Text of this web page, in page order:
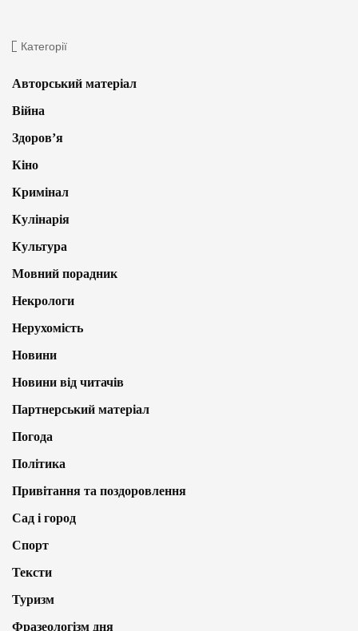
Категорії
Авторський матеріал
Війна
Здоров’я
Кіно
Кримінал
Кулінарія
Культура
Мовний порадник
Некрологи
Нерухомість
Новини
Новини від читачів
Партнерський матеріал
Погода
Політика
Привітання та поздоровлення
Сад і город
Спорт
Тексти
Туризм
Фразеологізм дня